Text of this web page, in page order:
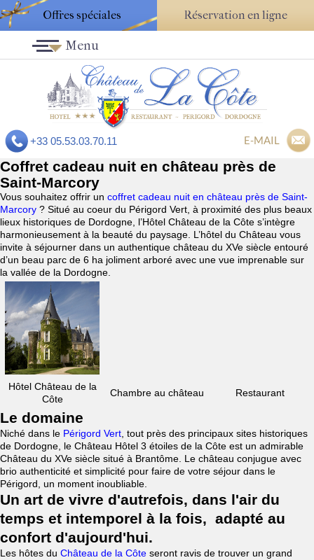
Offres spéciales Réservation en ligne
+33 05.53.03.70.11 E-MAIL
Menu
Coffret cadeau nuit en château près de
Saint-Marcory
Vous souhaitez offrir un coffret cadeau nuit en château près de Saint-
Marcory ? Situé au coeur du Périgord Vert, à proximité des plus beaux
lieux historiques de Dordogne, l’Hôtel Château de la Côte s’intègre
harmonieusement à la beauté du paysage. L’hôtel du Château vous
invite à séjourner dans un authentique château du XVe siècle entouré
d’un beau parc de 6 ha joliment arboré avec une vue imprenable sur
la vallée de la Dordogne.
Hôtel Château de la
Côte
Chambre au château Restaurant
Le domaine
Niché dans le Périgord Vert , tout près des principaux sites historiques
de Dordogne, le Château Hôtel 3 étoiles de la Côte est un admirable
Château du XVe siècle situé à Brantôme. Le château conjugue avec
brio authenticité et simplicité pour faire de votre séjour dans le
Périgord, un moment inoubliable.
Un art de vivre d'autrefois, dans l'air du
temps et intemporel à la fois, adapté au
confort d'aujourd'hui.
Les hôtes du Château de la Côte seront ravis de trouver un grand